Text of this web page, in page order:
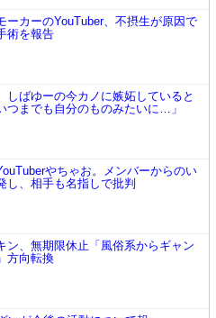
ーカーのYouTuber、不摂生が原因で
術を報告
しばゆーの今カノに嫉妬していると
つまでも自分のものみたいに…」
やちゃお。メンバーからのい
し、相手も名指しで批判
ン、無期限休止「風俗系からギャン
方向転換